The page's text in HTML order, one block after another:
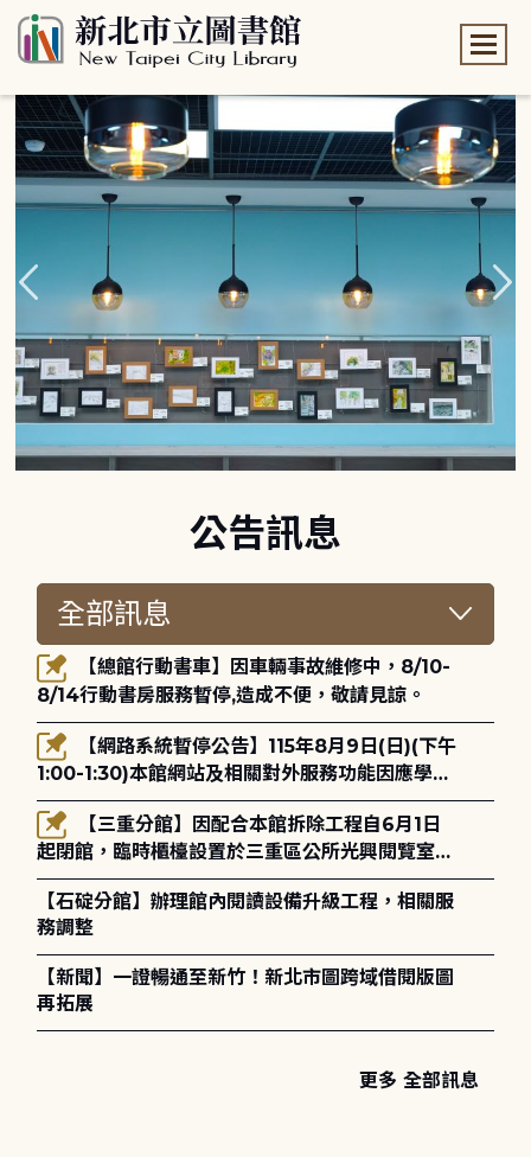
公告訊息
8/14行動書房服務暫停,造成不便，敬請見諒。
1:00-1:30)本館網站及相關對外服務功能因應學術
網路升級更新將暫停服務。
起閉館，臨時櫃檯設置於三重區公所光興閱覽室，
造成不便，敬請見諒。
【石碇分館】辦理館內閱讀設備升級工程，相關服
務調整
【新聞】一證暢通至新竹！新北市圖跨域借閱版圖
再拓展
更多 全部訊息